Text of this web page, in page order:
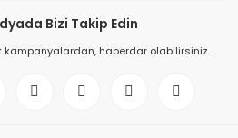
Bizi Takip Edin
kampanyalardan, haberdar olabilirsiniz.